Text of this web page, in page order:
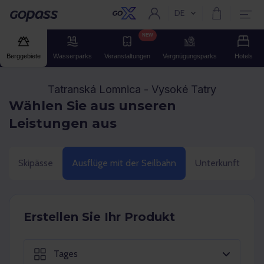
Gopass Aktuelle Sprache:
DE
Berggebiete Wasserparks Veranstaltungen
NEW
Vergnügungsparks Hotels
Tatranská Lomnica - Vysoké Tatry
Wählen Sie aus unseren
Leistungen aus
Skipässe Ausflüge mit der Seilbahn Unterkunft
Erstellen Sie Ihr Produkt
Tages